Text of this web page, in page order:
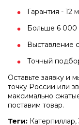
Гарантия - 12
Больше 6 000
Выставление
Точный
Оставьте заявку и
точку России или
максимально
поставим товар.
Теги: